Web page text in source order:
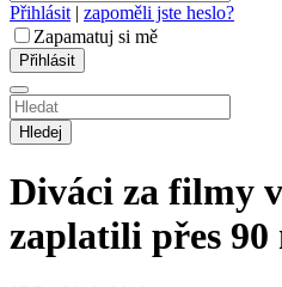
Přihlásit | zapoměli jste heslo?
Zapamatuj si mě
Hledej
Diváci za filmy
zaplatili přes